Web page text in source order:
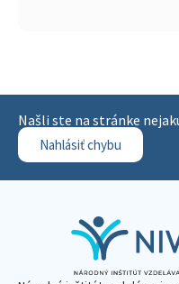
Našli ste na stránke
Nahlásiť chybu